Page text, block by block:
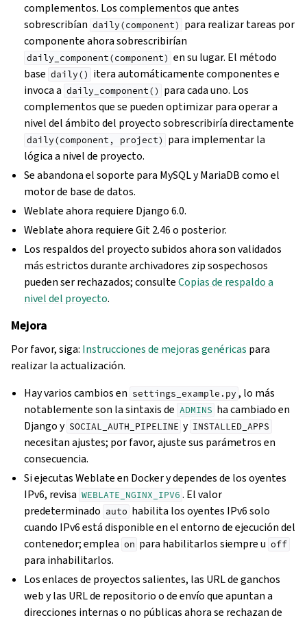
complementos. Los complementos que antes
sobrescribían daily(component) para realizar tareas por
componente ahora sobrescribirían
daily_component(component) en su lugar. El método
base daily() itera automáticamente componentes e
invoca a daily_component() para cada uno. Los
complementos que se pueden optimizar para operar a
nivel del ámbito del proyecto sobrescribiría directamente
daily(component, project) para implementar la
lógica a nivel de proyecto.
Se abandona el soporte para MySQL y MariaDB como el
motor de base de datos.
Weblate ahora requiere Django 6.0.
Weblate ahora requiere Git 2.46 o posterior.
Los respaldos del proyecto subidos ahora son validados
más estrictos durante archivadores zip sospechosos
pueden ser rechazados; consulteCopias de respaldo a
nivel del proyecto.
Mejora
Por favor, siga: Instrucciones de mejoras genéricas para
realizar la actualización.
Hay varios cambios en settings_example.py , lo más
notablemente son la sintaxis de ADMINS ha cambiado en
Django y SOCIAL_AUTH_PIPELINE y INSTALLED_APPS
necesitan ajustes; por favor, ajuste sus parámetros en
consecuencia.
Si ejecutas Weblate en Docker y dependes de los oyentes
IPv6, revisa WEBLATE_NGINX_IPV6 . El valor
predeterminado auto habilita los oyentes IPv6 solo
cuando IPv6 está disponible en el entorno de ejecución del
contenedor; emplea on para habilitarlos siempre u off
para inhabilitarlos.
Los enlaces de proyectos salientes, las URL de ganchos
web y las URL de repositorio o de envío que apuntan a
direcciones internas o no públicas ahora se rechazan de